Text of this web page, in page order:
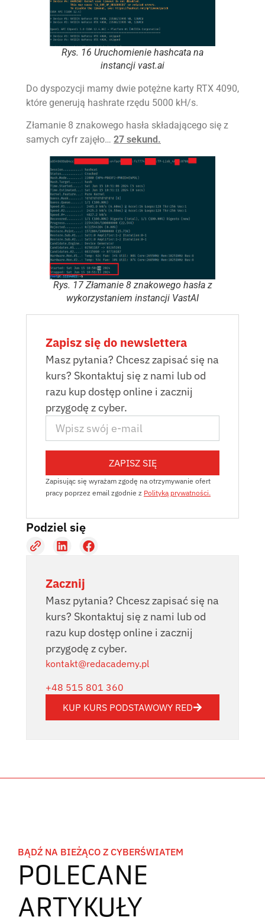
Rys. 16 Uruchomienie hashcata na
instancji vast.ai
Do dyspozycji mamy dwie potężne karty RTX 4090,
które generują hashrate rzędu 5000 kH/s.
Złamanie 8 znakowego hasła składającego się z
samych cyfr zajęło… 27 sekund.
Rys. 17 Złamanie 8 znakowego hasła z
wykorzystaniem instancji VastAI
Zapisz się do newslettera
Masz pytania? Chcesz zapisać się na
kurs? Skontaktuj się z nami lub od
razu kup dostęp online i zacznij
przygodę z cyber.
ZAPISZ SIĘ
Zapisując się wyrażam zgodę na otrzymywanie ofert
pracy poprzez email zgodnie z Polityką prywatności.
Podziel się
Zacznij
Masz pytania? Chcesz zapisać się na
kurs? Skontaktuj się z nami lub od
razu kup dostęp online i zacznij
przygodę z cyber.
kontakt@redacademy.pl
+48 515 801 360
KUP KURS PODSTAWOWY RED
BĄDŹ NA BIEŻĄCO Z CYBERŚWIATEM
POLECANE
ARTYKUŁY